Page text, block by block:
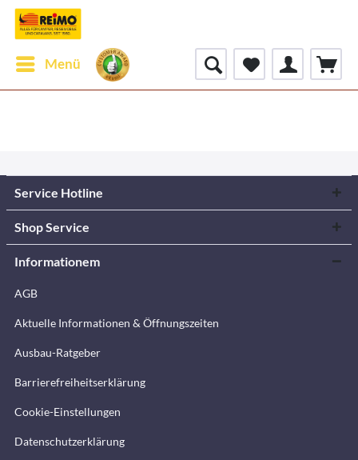
Menü
Service Hotline
Shop Service
Informationem
AGB
Aktuelle Informationen & Öffnungszeiten
Ausbau-Ratgeber
Barrierefreiheitserklärung
Cookie-Einstellungen
Datenschutzerklärung